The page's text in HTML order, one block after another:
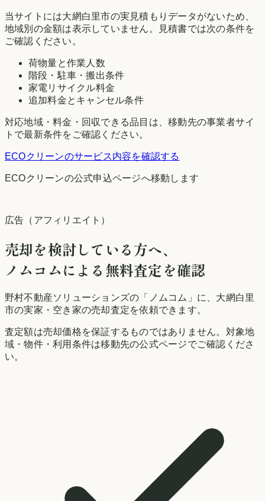
当サイトには大網白里市の実見積もりデータがないため、
地域別の金額は表示していません。見積書では次の条件を
ご確認ください。
荷物量と作業人数
階段・駐車・搬出条件
家電リサイクル料金
追加料金とキャンセル条件
対応地域・料金・回収できる品目は、移動先の事業者サイ
トで最新条件をご確認ください。
ECOクリーンのサービス内容を確認する
ECOクリーンの公式申込ページへ移動します
広告（アフィリエイト）
売却を検討している方へ、
ノムコムによる無料査定を確認
野村不動産ソリューションズの「ノムコム」に、 大網白里
市の実家・空き家の売却査定を依頼できます。
査定額は売却価格を保証するものではありません。対象地
域・物件・利用条件は移動先の公式ページでご確認くださ
い。